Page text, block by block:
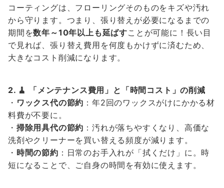
コーティングは、フローリングそのものをキズや汚れ
から守ります。つまり、張り替えが必要になるまでの
期間を数年～10年以上も延ばすことが可能に！長い目
で見れば、張り替え費用を何度もかけずに済むため、
大きなコスト削減になります。
2. 🧹 「メンテナンス費用」と「時間コスト」の削減
・ ワックス代の節約 ：年2回のワックスがけにかかる材
料費が不要に。
・ 掃除用具代の節約 ：汚れが落ちやすくなり、高価な
洗剤やクリーナーを買い替える頻度が減ります。
・ 時間の節約 ：日常のお手入れが「拭くだけ」に。時
短になることで、ご自身の時間を有効に使えます。